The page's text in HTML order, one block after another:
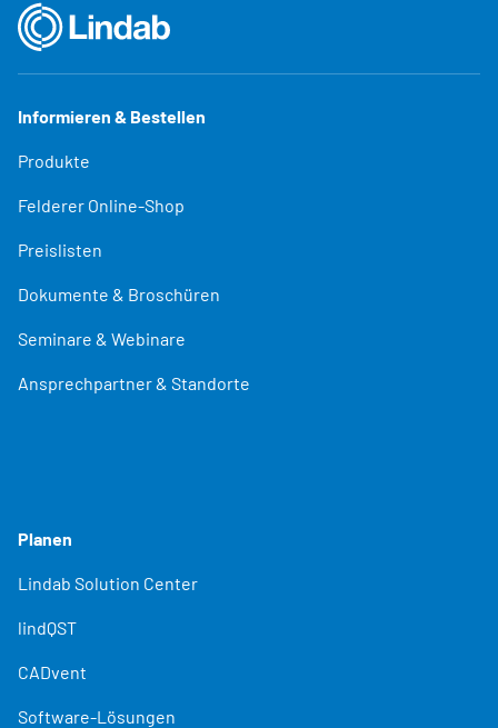
Informieren & Bestellen
Produkte
Felderer Online-Shop
Preislisten
Dokumente & Broschüren
Seminare & Webinare
Ansprechpartner & Standorte
Planen
Lindab Solution Center
lindQST
CADvent
Software-Lösungen